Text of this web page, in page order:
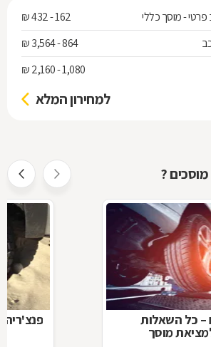
פרטי - מוסך כללי
162 - 432 ₪
864 - 3,564 ₪
1,080 - 2,160 ₪
למחירון המלא
?
– כל השאלות
מוסך